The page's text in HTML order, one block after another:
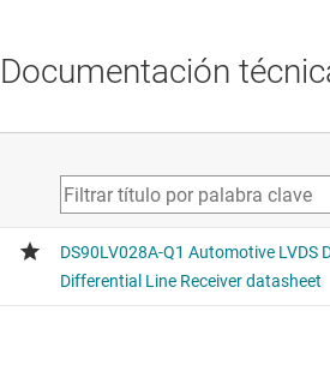
Documentación